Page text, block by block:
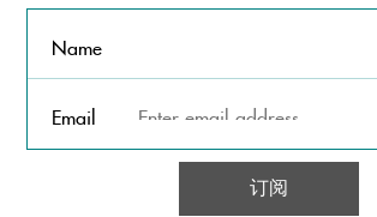
Name
Email
订阅